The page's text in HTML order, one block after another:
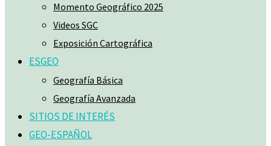
Momento Geográfico 2025
Videos SGC
Exposición Cartográfica
ESGEO
Geografía Básica
Geografía Avanzada
SITIOS DE INTERÉS
GEO-ESPAÑOL